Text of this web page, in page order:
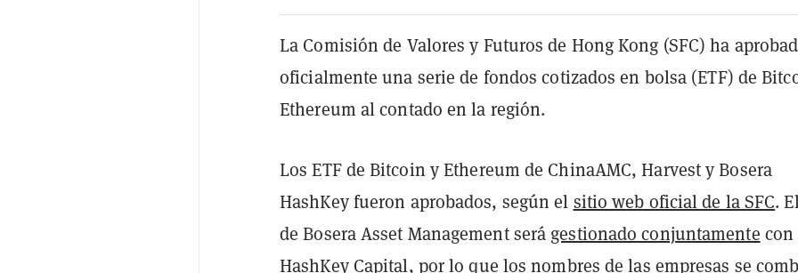
La Comisión de Valores y Futuros de Hong Kong (SFC) ha
oficialmente una serie de fondos cotizados en bolsa (ETF) de
Ethereum al contado en la región.
Los ETF de Bitcoin y Ethereum de ChinaAMC, Harvest y Bosera
HashKey fueron aprobados, según el sitio web oficial de la SFC.
de Bosera Asset Management será gestionado conjuntamente con
HashKey Capital, por lo que los nombres de las empresas se